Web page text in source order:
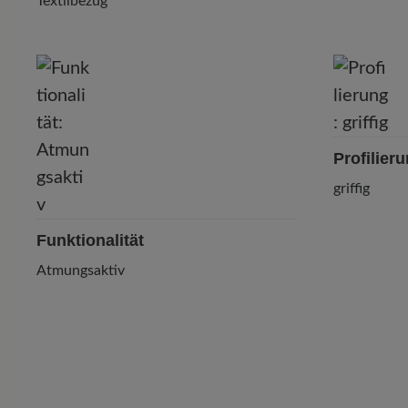
Funktionalität
Atmungsaktiv
griffig